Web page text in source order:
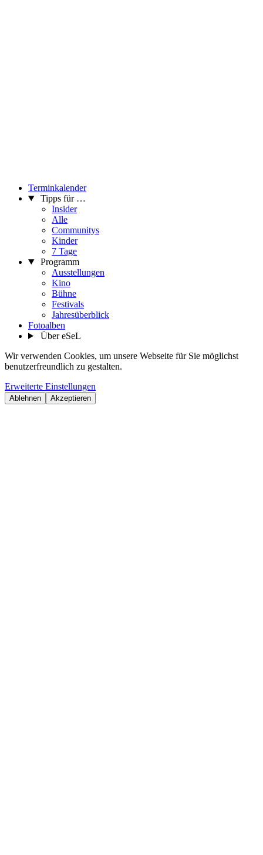
Terminkalender
Tipps für …
Insider
Alle
Communitys
Kinder
7 Tage
Programm
Ausstellungen
Kino
Bühne
Festivals
Jahresüberblick
Fotoalben
Über eSeL
Wir verwenden Cookies, um unsere Webseite für Sie möglichst
benutzerfreundlich zu gestalten.
Erweiterte Einstellungen
Ablehnen Akzeptieren